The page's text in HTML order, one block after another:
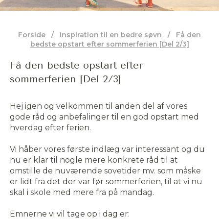
Forside / Inspiration til en bedre søvn /
Få den
bedste opstart efter sommerferien [Del 2/3]
Få den bedste opstart efter
sommerferien [Del 2/3]
Hej igen og velkommen til anden del af vores
gode råd og anbefalinger til en god opstart med
hverdag efter ferien.
Vi håber vores første indlæg var interessant og du
nu er klar til nogle mere konkrete råd til at
omstille de nuværende sovetider mv. som måske
er lidt fra det der var før sommerferien, til at vi nu
skal i skole med mere fra på mandag.
Emnerne vi vil tage op i dag er: